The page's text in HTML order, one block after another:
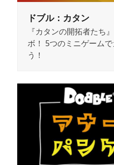
ドブル：カタン
『カタンの開拓者たち
ボ！ 5つのミニゲーム
う！